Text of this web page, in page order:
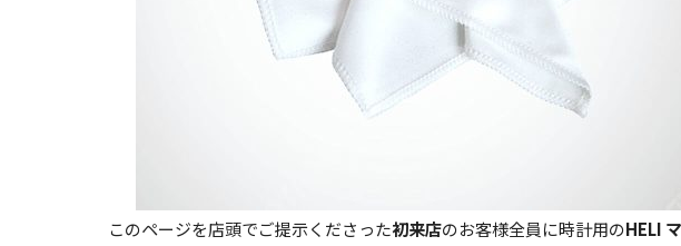
このページを店頭でご提示くださった初来店のお客様全員に時計用のHELI